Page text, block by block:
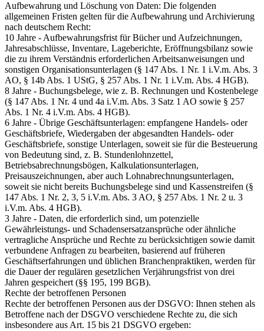
Aufbewahrung und Löschung von Daten: Die folgenden
allgemeinen Fristen gelten für die Aufbewahrung und Archivierung
nach deutschem Recht:
10 Jahre - Aufbewahrungsfrist für Bücher und Aufzeichnungen,
Jahresabschlüsse, Inventare, Lageberichte, Eröffnungsbilanz sowie
die zu ihrem Verständnis erforderlichen Arbeitsanweisungen und
sonstigen Organisationsunterlagen (§ 147 Abs. 1 Nr. 1 i.V.m. Abs. 3
AO, § 14b Abs. 1 UStG, § 257 Abs. 1 Nr. 1 i.V.m. Abs. 4 HGB).
8 Jahre - Buchungsbelege, wie z. B. Rechnungen und Kostenbelege
(§ 147 Abs. 1 Nr. 4 und 4a i.V.m. Abs. 3 Satz 1 AO sowie § 257
Abs. 1 Nr. 4 i.V.m. Abs. 4 HGB).
6 Jahre - Übrige Geschäftsunterlagen: empfangene Handels- oder
Geschäftsbriefe, Wiedergaben der abgesandten Handels- oder
Geschäftsbriefe, sonstige Unterlagen, soweit sie für die Besteuerung
von Bedeutung sind, z. B. Stundenlohnzettel,
Betriebsabrechnungsbögen, Kalkulationsunterlagen,
Preisauszeichnungen, aber auch Lohnabrechnungsunterlagen,
soweit sie nicht bereits Buchungsbelege sind und Kassenstreifen (§
147 Abs. 1 Nr. 2, 3, 5 i.V.m. Abs. 3 AO, § 257 Abs. 1 Nr. 2 u. 3
i.V.m. Abs. 4 HGB).
3 Jahre - Daten, die erforderlich sind, um potenzielle
Gewährleistungs- und Schadensersatzansprüche oder ähnliche
vertragliche Ansprüche und Rechte zu berücksichtigen sowie damit
verbundene Anfragen zu bearbeiten, basierend auf früheren
Geschäftserfahrungen und üblichen Branchenpraktiken, werden für
die Dauer der regulären gesetzlichen Verjährungsfrist von drei
Jahren gespeichert (§§ 195, 199 BGB).
Rechte der betroffenen Personen
Rechte der betroffenen Personen aus der DSGVO: Ihnen stehen als
Betroffene nach der DSGVO verschiedene Rechte zu, die sich
insbesondere aus Art. 15 bis 21 DSGVO ergeben: